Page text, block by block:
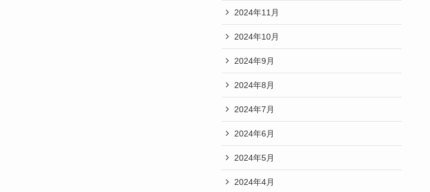
2024年11月
2024年10月
2024年9月
2024年8月
2024年7月
2024年6月
2024年5月
2024年4月